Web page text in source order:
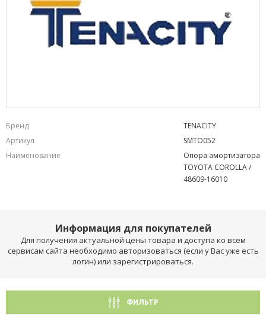
Бренд
TENACITY
Артикул
SMTO052
Наименование
Опора амортизатора
TOYOTA COROLLA /
48609-16010
Информация для покупателей
Для получения актуальной цены товара и доступа ко всем
сервисам сайта необходимо авторизоваться (если у Вас уже есть
логин) или зарегистрироваться.
ФИЛЬТР